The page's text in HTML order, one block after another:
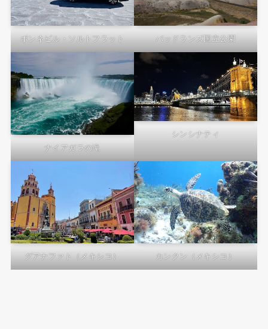
ボンネビル・ソルトフラット バッドランズ国立公園
ナイアガラの滝
シンシナティ
グアナファト（メキシコ） カンクン（メキシコ）